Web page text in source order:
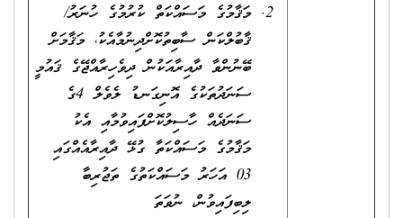
މަޤާމުގެ މަސައްކަތް ކުރުމުގެ ހުނަރު/
ޤާބުލްކަން ސާބިތުކޮށްދިނުމާއެކު، މަޤާމަށް
ބޭނުންވާ ދާއިރާއަކުން ދިވެހިރާއްޖޭގެ ޤައުމީ
ސަނަދުތަކުގެ އޮނިގަނޑު ލެވެލް 4ގެ
ސަނަދެއް ހާސިލުކޮށްފައިވުމާއި އެކު
މަޤާމުގެ މަސައްކަތާ ގުޅޭ ދާއިރާއެއްގައި
03 އަހަރު މަސައްކަތުގެ ތަޖުރިބާ
ލިބިފައިވުން، ނުވަތަ